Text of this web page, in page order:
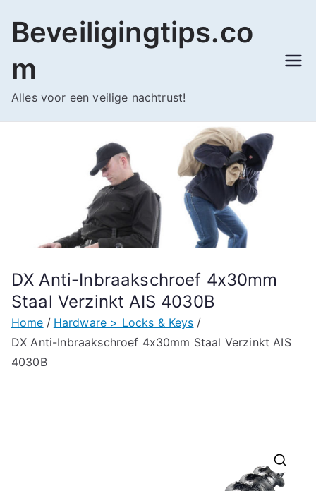
naar
inhoud
Beveiligingtips.co
m
Alles voor een veilige nachtrust!
DX Anti-Inbraakschroef 4x30mm
Staal Verzinkt AIS 4030B
Home
Hardware > Locks & Keys
DX Anti-Inbraakschroef 4x30mm Staal Verzinkt AIS
4030B
🔍